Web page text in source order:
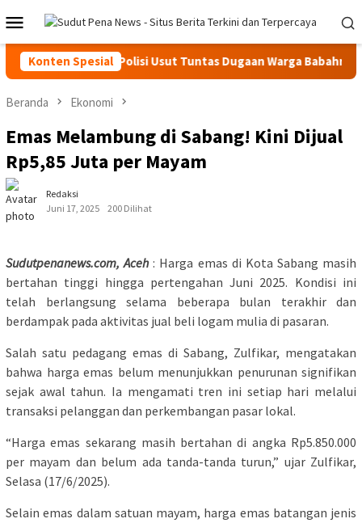
ke
konten
Menu
Mobile
Konten Spesial
ABDYA Desak Polisi Usut Tuntas Dugaan Warga Babahrot
Beranda Ekonomi
Emas Melambung di Sabang! Kini Dijual
Rp5,85 Juta per Mayam
Redaksi
Juni 17, 2025
200 Dilihat
Sudutpenanews.com, Aceh: Harga emas di Kota Sabang masih
bertahan tinggi hingga pertengahan Juni 2025. Kondisi ini
telah berlangsung selama beberapa bulan terakhir dan
berdampak pada aktivitas jual beli logam mulia di pasaran.
Salah satu pedagang emas di Sabang, Zulfikar, mengatakan
bahwa harga emas belum menunjukkan penurunan signifikan
sejak awal tahun. Ia mengamati tren ini setiap hari melalui
transaksi pelanggan dan perkembangan pasar lokal.
“Harga emas sekarang masih bertahan di angka Rp5.850.000
per mayam dan belum ada tanda-tanda turun,” ujar Zulfikar,
Selasa (17/6/2025).
Selain emas dalam satuan mayam, harga emas batangan jenis